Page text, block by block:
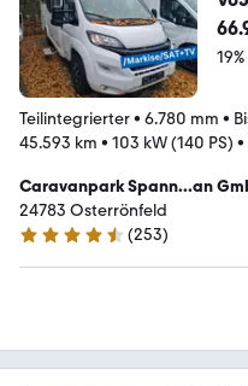
Teilintegrierter• 6.780 mm •
45.593 km • 103 kW (140 PS) •
Caravanpark Spann...an
24783 Osterrönfeld
4.7 Sterne
(253)